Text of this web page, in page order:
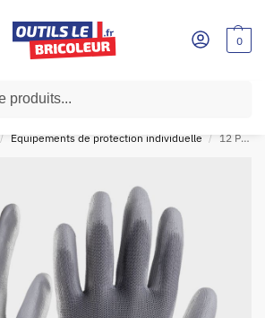
0
SOLDES D'ÉTÉ!
/ Équipements de protection individuelle / 12 PIÈCES – Gants BUNTING GREY trempés dans du PU n.L